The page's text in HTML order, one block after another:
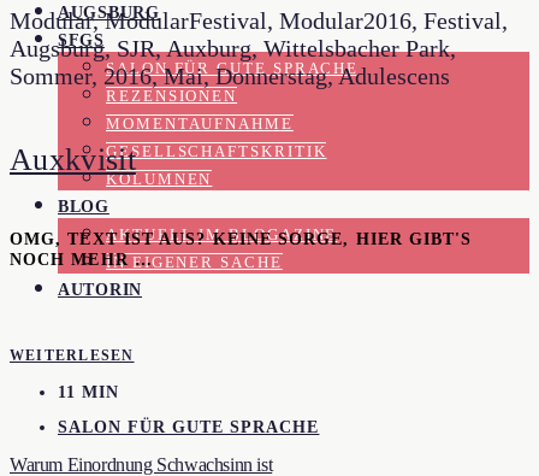
AUGSBURG
SFGS
SALON FÜR GUTE SPRACHE
REZENSIONEN
MOMENTAUFNAHME
GESELLSCHAFTSKRITIK
KOLUMNEN
BLOG
AKTUELL IM BLOGAZINE
IN EIGENER SACHE
AUTORIN
Modular, ModularFestival, Modular2016, Festival,
Augsburg, SJR, Auxburg, Wittelsbacher Park,
Sommer, 2016, Mai, Donnerstag, Adulescens
Auxkvisit
OMG, TEXT IST AUS? KEINE SORGE, HIER GIBT'S
NOCH MEHR …
WEITERLESEN
11 MIN
SALON FÜR GUTE SPRACHE
Warum Einordnung Schwachsinn ist